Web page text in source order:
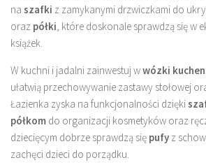
na szafki z zamykanymi drzwiczkami do
oraz półki, które doskonale sprawdzą się w
książek.
W kuchni i jadalni zainwestuj wwózki
ułatwią przechowywanie zastawy stołowej
Łazienka zyska na funkcjonalności dzięki
półkom do organizacji kosmetyków oraz
dziecięcym dobrze sprawdzą się pufy z
zachęci dzieci do porządku.